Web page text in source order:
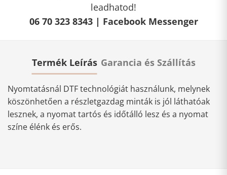
leadhatod!
06 70 323 8343 | Facebook Messenger
Termék Leírás Garancia és Szállítás
Nyomtatásnál DTF technológiát használunk, melynek
köszönhetően a részletgazdag minták is jól láthatóak
lesznek, a nyomat tartós és időtálló lesz és a nyomat
színe élénk és erős.